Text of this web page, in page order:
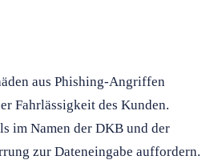
aus Phishing-Angriffen
Fahrlässigkeit des Kunden.
im Namen der DKB und der
zur Dateneingabe auffordern.